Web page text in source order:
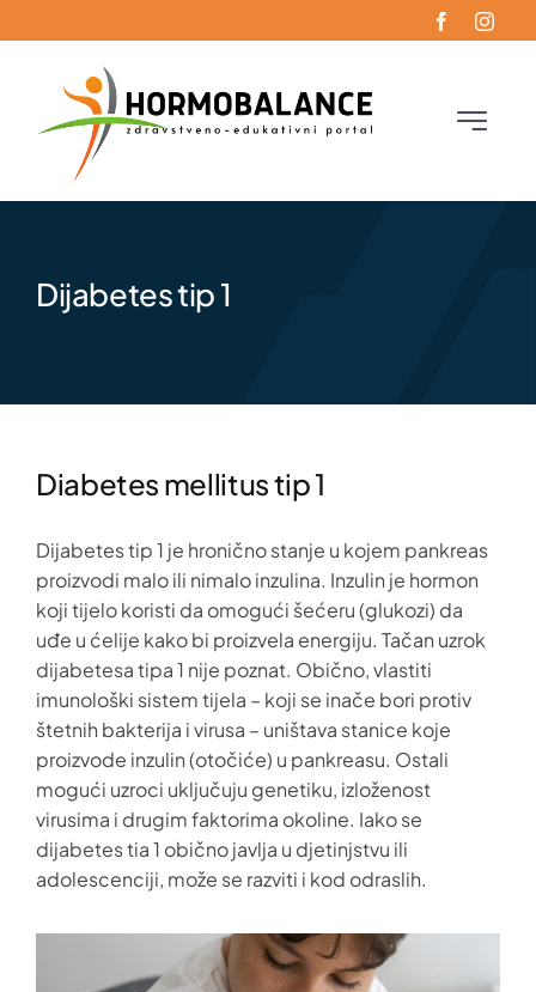
content
Toggle
Početna
Kontakt
Dijabetes tip 1
Diabetes mellitus tip 1
Dijabetes tip 1 je hronično stanje u kojem pankreas
proizvodi malo ili nimalo inzulina. Inzulin je hormon
koji tijelo koristi da omogući šećeru (glukozi) da
uđe u ćelije kako bi proizvela energiju. Tačan uzrok
dijabetesa tipa 1 nije poznat. Obično, vlastiti
imunološki sistem tijela – koji se inače bori protiv
štetnih bakterija i virusa – uništava stanice koje
proizvode inzulin (otočiće) u pankreasu. Ostali
mogući uzroci uključuju genetiku, izloženost
virusima i drugim faktorima okoline. Iako se
dijabetes tia 1 obično javlja u djetinjstvu ili
adolescenciji, može se razviti i kod odraslih.